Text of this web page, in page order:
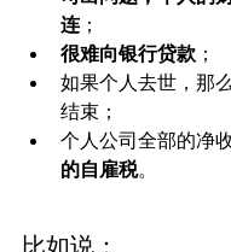
连 ；
很难向银行贷款 ；
如果个人去世，那
结束；
个人公司全部的净
的自雇税。
比如说：